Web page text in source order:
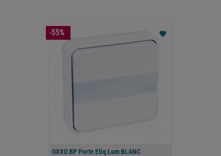
OXXO BP Porte Etiq Lum BLANC
favorite
-55%